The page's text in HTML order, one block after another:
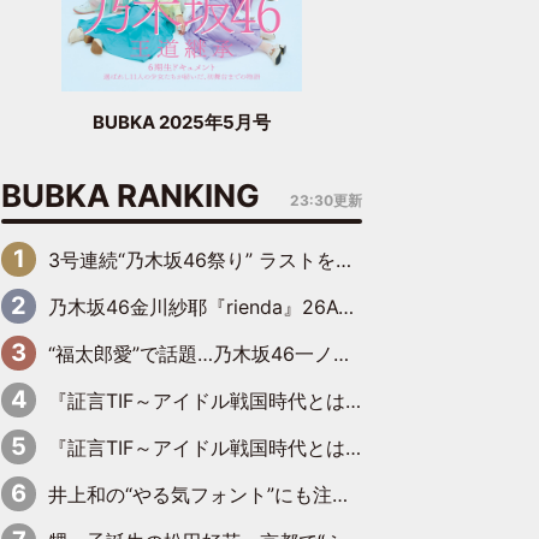
BUBKA 2025年5月号
BUBKA RANKING 23:30更新
3号連続“乃木坂46祭り” ラストを飾るのは賀喜遥香…5年ぶりの登場に「5年分大人になった私を見ていただけたら」
乃木坂46金川紗耶『rienda』26AW LOOKモデルに就任
“福太郎愛”で話題…乃木坂46一ノ瀬美空、地元福岡『めんべい25周年トップサポーター』に就任
『証言TIF～アイドル戦国時代とはなんだったのか～』第6回：でんぱ組.inc・古川未鈴×相沢梨紗「『ハロプロやりたかったな』って言ったら、夢眠ねむさんに『てめえはでんぱ組．incなんだよ！』って肩パンされて(笑)」
『証言TIF～アイドル戦国時代とはなんだったのか～』第11回：私立恵比寿中学・真山りか×安本彩花「TIFで10年ぶりのキョンシーメイクをしたら、場を完全に引かせてしまって。時代が変わったんだなって」
井上和の“やる気フォント”にも注目 乃木坂46が挑んだ書道パフォーマンスの舞台裏